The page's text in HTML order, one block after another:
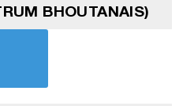
BHOUTANAIS)